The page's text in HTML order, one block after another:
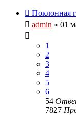
Поклонная
admin » 01
1
2
3
4
5
6
54
7827